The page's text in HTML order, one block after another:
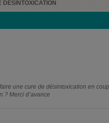
DÉSINTOXICATION
une cure de désintoxication en
? Merci d’avance